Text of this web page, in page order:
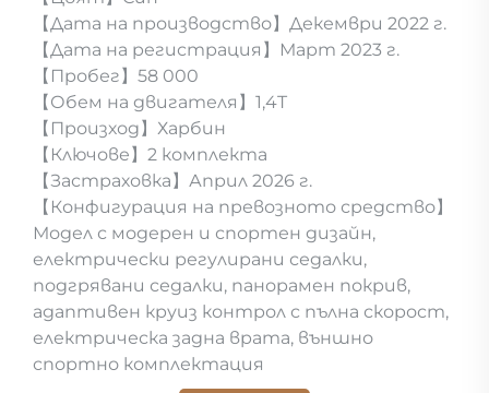
【Дата на производство】Декември 2022 г.
【Дата на регистрация】Март 2023 г.
【Пробег】58 000
【Обем на двигателя】1,4T
【Произход】Харбин
【Ключове】2 комплекта
【Застраховка】Април 2026 г.
【Конфигурация на превозното средство】
Модел с модерен и спортен дизайн,
електрически регулирани седалки,
подгрявани седалки, панорамен покрив,
адаптивен круиз контрол с пълна скорост,
електрическа задна врата, външно
спортно комплектация